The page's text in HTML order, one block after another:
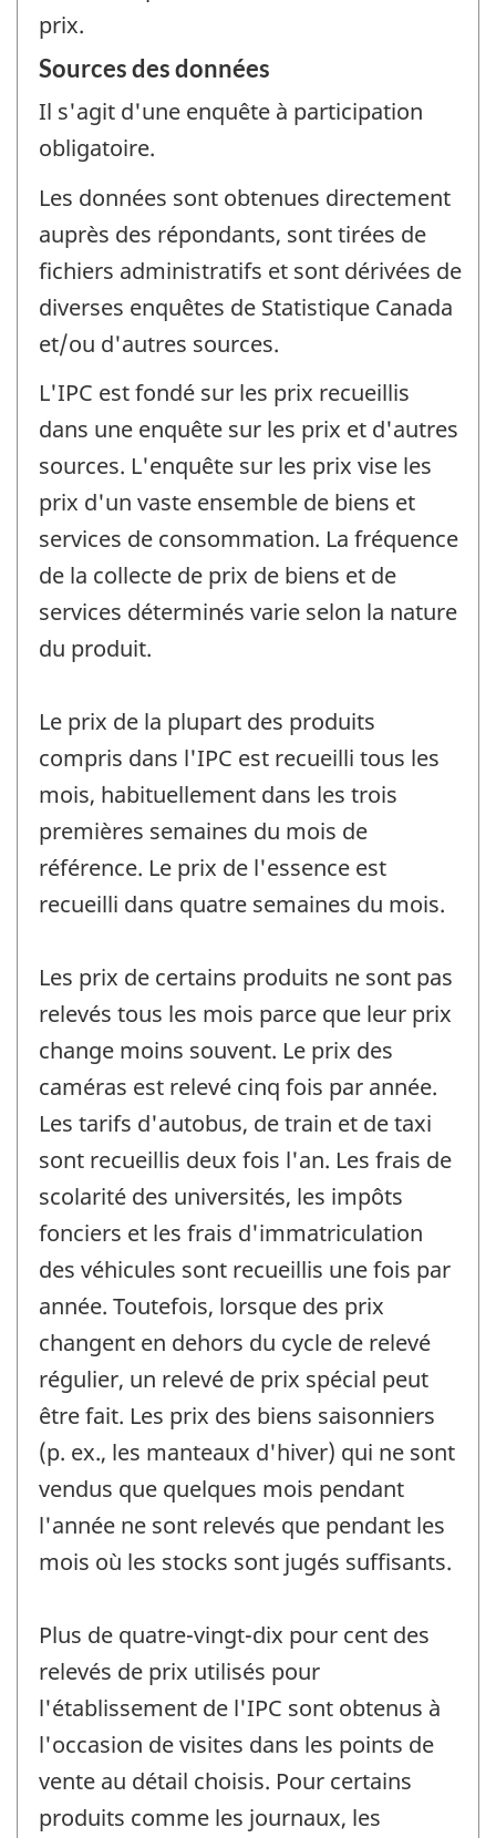
prix.
Sources des données
Il s'agit d'une enquête à participation
obligatoire.
Les données sont obtenues directement
auprès des répondants, sont tirées de
fichiers administratifs et sont dérivées de
diverses enquêtes de Statistique Canada
et/ou d'autres sources.
L'IPC est fondé sur les prix recueillis
dans une enquête sur les prix et d'autres
sources. L'enquête sur les prix vise les
prix d'un vaste ensemble de biens et
services de consommation. La fréquence
de la collecte de prix de biens et de
services déterminés varie selon la nature
du produit.
Le prix de la plupart des produits
compris dans l'IPC est recueilli tous les
mois, habituellement dans les trois
premières semaines du mois de
référence. Le prix de l'essence est
recueilli dans quatre semaines du mois.
Les prix de certains produits ne sont pas
relevés tous les mois parce que leur prix
change moins souvent. Le prix des
caméras est relevé cinq fois par année.
Les tarifs d'autobus, de train et de taxi
sont recueillis deux fois l'an. Les frais de
scolarité des universités, les impôts
fonciers et les frais d'immatriculation
des véhicules sont recueillis une fois par
année. Toutefois, lorsque des prix
changent en dehors du cycle de relevé
régulier, un relevé de prix spécial peut
être fait. Les prix des biens saisonniers
(p. ex., les manteaux d'hiver) qui ne sont
vendus que quelques mois pendant
l'année ne sont relevés que pendant les
mois où les stocks sont jugés suffisants.
Plus de quatre-vingt-dix pour cent des
relevés de prix utilisés pour
l'établissement de l'IPC sont obtenus à
l'occasion de visites dans les points de
vente au détail choisis. Pour certains
produits comme les journaux, les